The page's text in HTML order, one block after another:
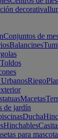
decorativa
Conjuntos de
Balancines
Toldos
Riego
Macetas
de jardín
Ducha
Hinchables
para